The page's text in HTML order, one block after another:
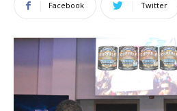
Facebook Twitter